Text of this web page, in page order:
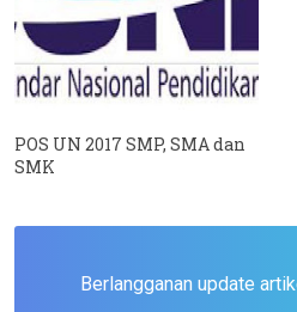
POS UN 2017 SMP, SMA dan
SMK
Berlangganan update